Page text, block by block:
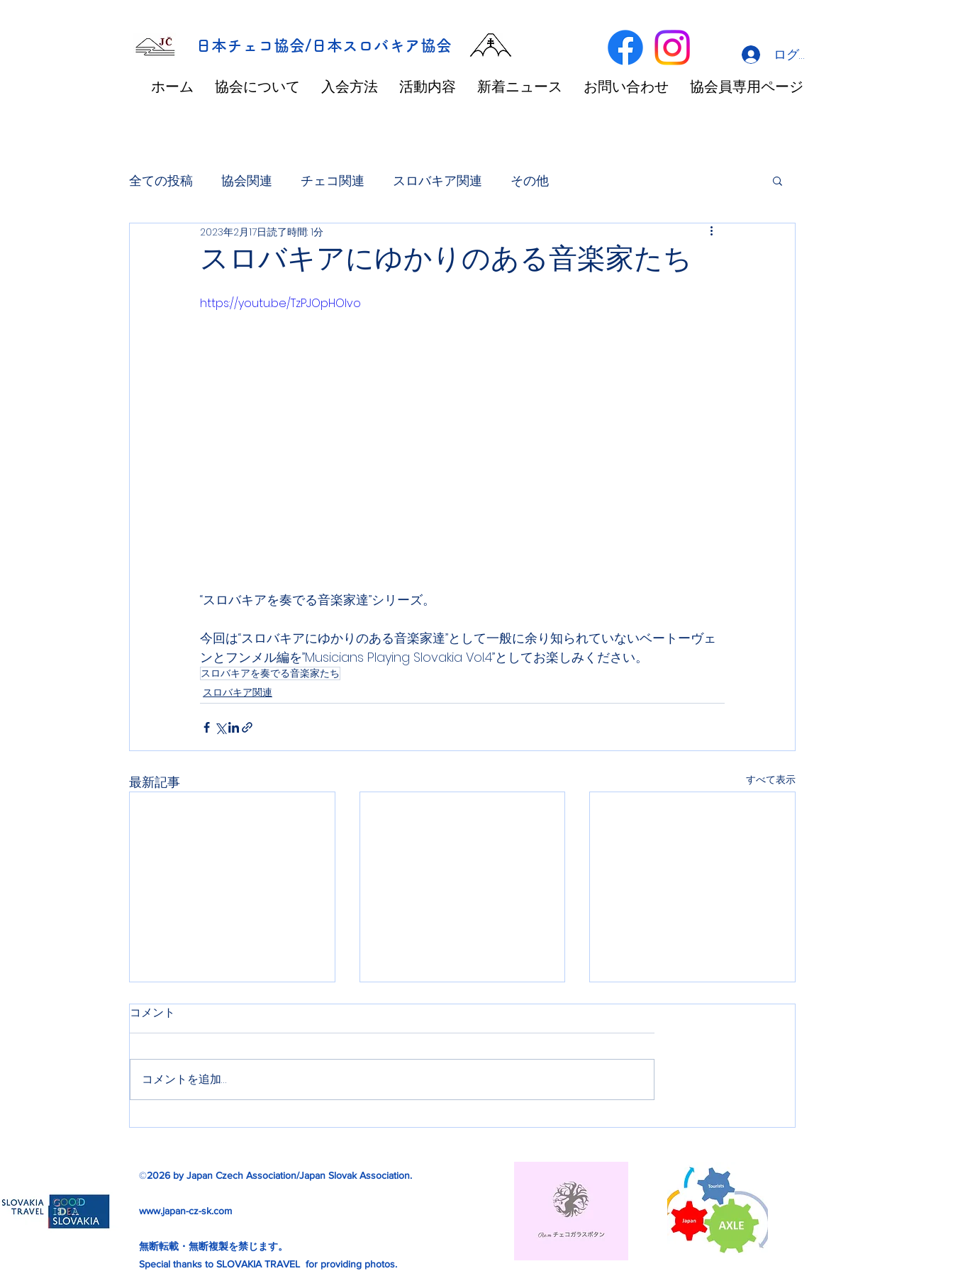
​日本チェコ協会/日本スロバキア協会
ホーム 協会について 入会方法 活動内容 新着ニュース お問い合わせ 協会員専用ページ
ログイン
全ての投稿 協会関連 チェコ関連 スロバキア関連 その他
スロバキアにゆかりのある音楽家たち
2023年2月17日読了時間: 1分
https://youtu.be/TzPJOpHOlvo
“スロバキアを奏でる音楽家達”シリーズ。
今回は“スロバキアにゆかりのある音楽家達”として一般に余り知られていないベートーヴェ
ンとフンメル編を”Musicians Playing Slovakia Vol.4”としてお楽しみください。
スロバキアを奏でる音楽家たち
スロバキア関連
最新記事 すべて表示
切手に見るハプスブルク帝国
スロヴァキア・フィルハーモ
コメント
コメントを追加…
©2026 by Japan Czech Association/Japan Slovak Association.
www.japan-cz-sk.com
無断転載・無断複製を禁じます。
Special thanks to SLOVAKIA TRAVEL for providing photos.